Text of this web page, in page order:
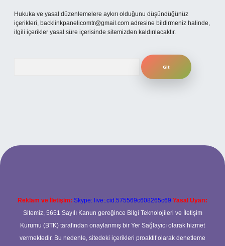
Hukuka ve yasal düzenlemelere aykırı olduğunu düşündüğünüz
içerikleri, backlinkpanelicomtr@gmail.com adresine bildirmeniz halinde,
ilgili içerikler yasal süre içerisinde sitemizden kaldırılacaktır.
Reklam ve İletişim: Skype: live:.cid.575569c608265c69 Yasal Uyarı:
Sitemiz, 5651 Sayılı Kanun gereğince Bilgi Teknolojileri ve İletişim
Kurumu (BTK) tarafından onaylanmış bir Yer Sağlayıcı olarak hizmet
vermektedir. Bu nedenle, sitedeki içerikleri proaktif olarak denetleme